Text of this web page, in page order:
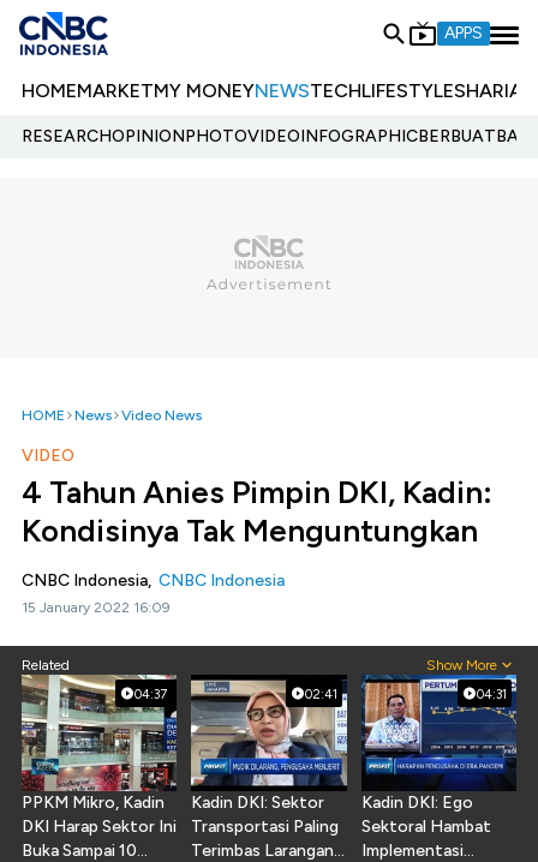
APPS
HOMEMARKETMY MONEYNEWSTECHLIFESTYLESHARIA
RESEARCHOPINIONPHOTOVIDEOINFOGRAPHIC
HOME News Video News
VIDEO
4 Tahun Anies Pimpin DKI, Kadin:
Kondisinya Tak Menguntungkan
CNBC Indonesia, CNBC Indonesia
15 January 2022 16:09
Related Show More
04:37
PPKM Mikro, Kadin
DKI Harap Sektor Ini
Buka Sampai 10
02:41
Kadin DKI: Sektor
Transportasi Paling
Terimbas Larangan
04:31
Kadin DKI: Ego
Sektoral Hambat
Implementasi